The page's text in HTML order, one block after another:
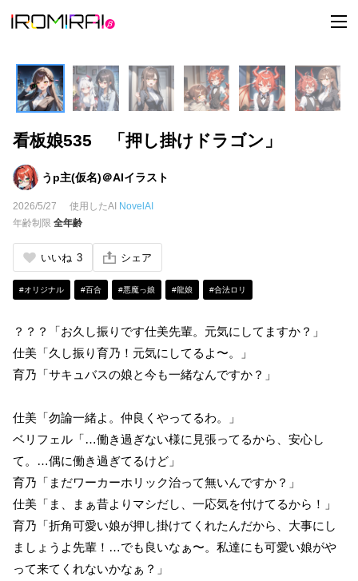
t
o
l
e
n
a
v
看板娘535 「押し掛けドラゴン」
うp主(仮名)＠AIイラスト
2026/5/27 使用したAI NovelAI
年齢制限 全年齢
いいね 3 シェア
#オリジナル #百合 #悪魔っ娘 #龍娘 #合法ロリ
？？？「お久し振りです仕美先輩。元気にしてますか？」
仕美「久し振り育乃！元気にしてるよ〜。」
育乃「サキュバスの娘と今も一緒なんですか？」
仕美「勿論一緒よ。仲良くやってるわ。」
ベリフェル「…働き過ぎない様に見張ってるから、安心し
て。…偶に働き過ぎてるけど」
育乃「まだワーカーホリック治って無いんですか？」
仕美「ま、まぁ昔よりマシだし、一応気を付けてるから！」
育乃「折角可愛い娘が押し掛けてくれたんだから、大事にし
ましょうよ先輩！…でも良いなぁ〜。私達にも可愛い娘がや
って来てくれないかなぁ？」